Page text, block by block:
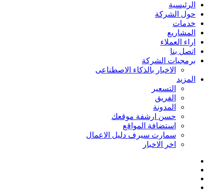
الرئيسية
حول الشركة
خدمات
المشاريع
اراء العملاء
اتصل بنا
برمجيات الشركة
الاخبار بالذكاء الاصطناعى
المزيد
التسعير
الفريق
المدونة
حسن ارشفة موقعك
استضافة المواقع
سمارت سيرف دليل الاعمال
اخر الاخبار